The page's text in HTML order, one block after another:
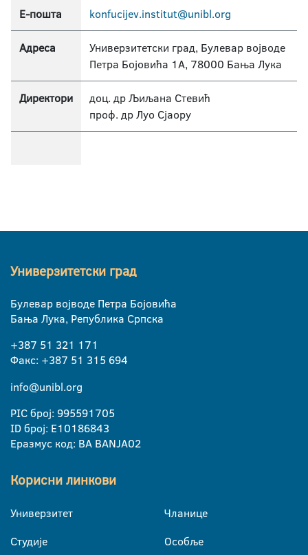
Е-пошта konfucijev.institut@unibl.org
Адреса
Универзитетски град, Булевар војводе
Петра Бојовића 1А, 78000 Бања Лука
Директори
доц. др Љиљана Стевић
проф. др Луо Сјаору
Универзитетски град
Булевар војводе Петра Бојовића
Бања Лука, Република Српска
+387 51 321 171
Факс: +387 51 315 694
info@unibl.org
PIC број: 995591705
ID број: E10186843
Еразмус код: BA BANJA02
Корисни линкови
Универзитет
Студије
Чланице
Особље